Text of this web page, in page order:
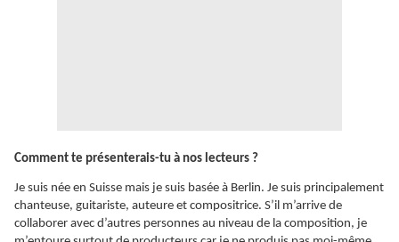
Comment te présenterais-tu à nos lecteurs ?
Je suis née en Suisse mais je suis basée à Berlin. Je suis principalement
chanteuse, guitariste, auteure et compositrice. S’il m’arrive de
collaborer avec d’autres personnes au niveau de la composition, je